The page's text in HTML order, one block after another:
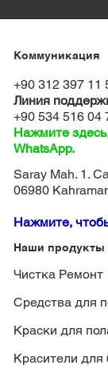
Коммуникация
+90 312 397 11
Линия
+90 534 516 04
Нажмите
WhatsApp.
Saray Mah. 1.
06980
Нажмите,
Наши продукты
Чистка Ремонт
Средства для
Краски для
Красители для